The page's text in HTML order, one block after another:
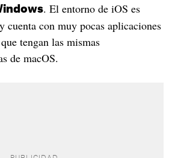
. El entorno de iOS es
cuenta con muy pocas aplicaciones
tengan las mismas
de macOS.